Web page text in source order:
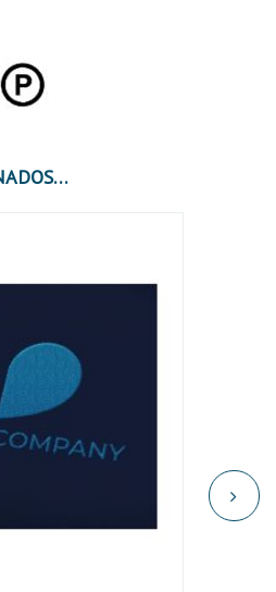
PRODUCTOS RELACIONADOS